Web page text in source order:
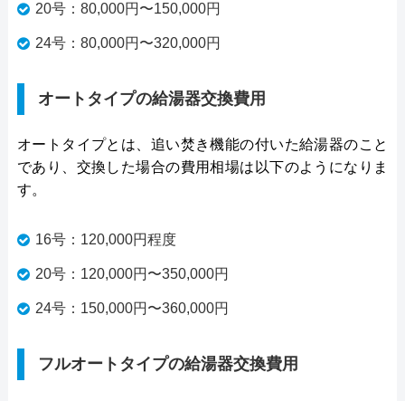
20号：80,000円〜150,000円
24号：80,000円〜320,000円
オートタイプの給湯器交換費用
オートタイプとは、追い焚き機能の付いた給湯器のこと
であり、交換した場合の費用相場は以下のようになりま
す。
16号：120,000円程度
20号：120,000円〜350,000円
24号：150,000円〜360,000円
フルオートタイプの給湯器交換費用